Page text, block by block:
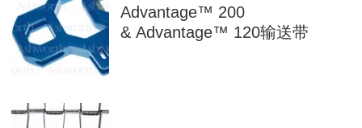
Advantage™ 200
& Advantage™ 120输送带